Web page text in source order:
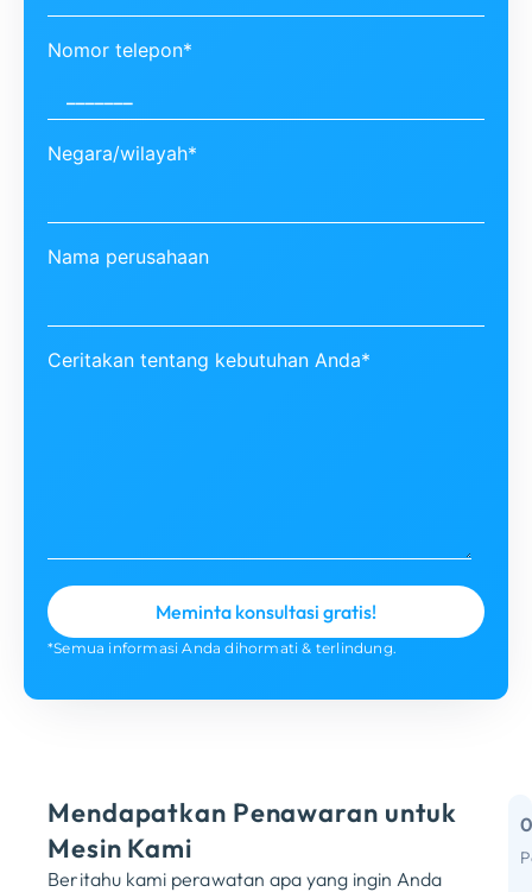
Nomor telepon*
Negara/wilayah*
Nama perusahaan
Ceritakan tentang kebutuhan Anda*
*Semua informasi Anda dihormati & terlindung.
Mendapatkan Penawaran untuk
Mesin Kami
Beritahu kami perawatan apa yang ingin Anda